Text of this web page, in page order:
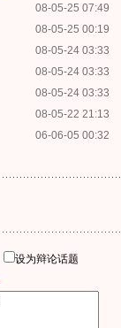
08-05-25 07:49
08-05-25 00:19
08-05-24 03:33
08-05-24 03:33
08-05-24 03:33
08-05-22 21:13
06-06-05 00:32
设为辩论话题